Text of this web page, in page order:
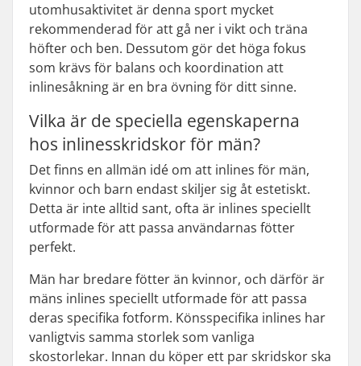
utomhusaktivitet är denna sport mycket
rekommenderad för att gå ner i vikt och träna
höfter och ben. Dessutom gör det höga fokus
som krävs för balans och koordination att
inlinesåkning är en bra övning för ditt sinne.
Vilka är de speciella egenskaperna
hos inlinesskridskor för män?
Det finns en allmän idé om att inlines för män,
kvinnor och barn endast skiljer sig åt estetiskt.
Detta är inte alltid sant, ofta är inlines speciellt
utformade för att passa användarnas fötter
perfekt.
Män har bredare fötter än kvinnor, och därför är
mäns inlines speciellt utformade för att passa
deras specifika fotform. Könsspecifika inlines har
vanligtvis samma storlek som vanliga
skostorlekar. Innan du köper ett par skridskor ska